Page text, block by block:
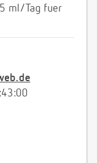
ml/Tag fuer